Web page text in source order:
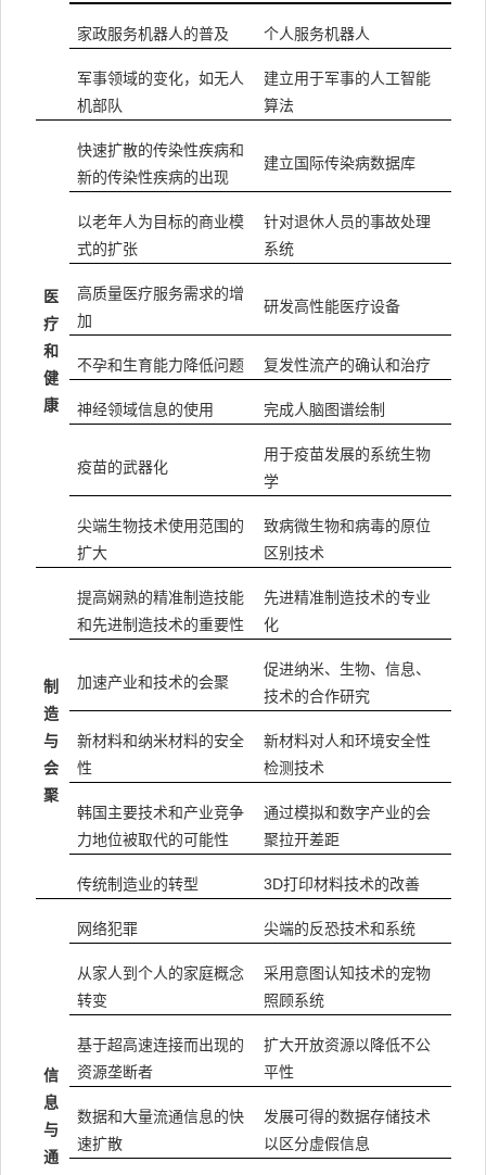
家政服务机器人的普及 个人服务机器人
军事领域的变化，如无人
机部队
建立用于军事的人工智能
算法
医
疗
和
健
康
快速扩散的传染性疾病和
新的传染性疾病的出现
建立国际传染病数据库
以老年人为目标的商业模
式的扩张
针对退休人员的事故处理
系统
高质量医疗服务需求的增
加
研发高性能医疗设备
不孕和生育能力降低问题 复发性流产的确认和治疗
神经领域信息的使用 完成人脑图谱绘制
疫苗的武器化
用于疫苗发展的系统生物
学
尖端生物技术使用范围的
扩大
致病微生物和病毒的原位
区别技术
制
造
与
会
聚
提高娴熟的精准制造技能
和先进制造技术的重要性
先进精准制造技术的专业
化
加速产业和技术的会聚
促进纳米、生物、信息、
技术的合作研究
新材料和纳米材料的安全
性
新材料对人和环境安全性
检测技术
韩国主要技术和产业竞争
力地位被取代的可能性
通过模拟和数字产业的会
聚拉开差距
传统制造业的转型 3D打印材料技术的改善
信
息
与
通
网络犯罪 尖端的反恐技术和系统
从家人到个人的家庭概念
转变
采用意图认知技术的宠物
照顾系统
基于超高速连接而出现的
资源垄断者
扩大开放资源以降低不公
平性
数据和大量流通信息的快
速扩散
发展可得的数据存储技术
以区分虚假信息